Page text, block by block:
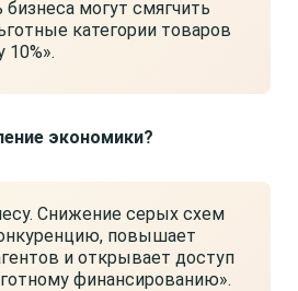
могут смягчить
категории товаров
10%».
экономики?
Снижение серых схем
повышает
и открывает доступ
финансированию».